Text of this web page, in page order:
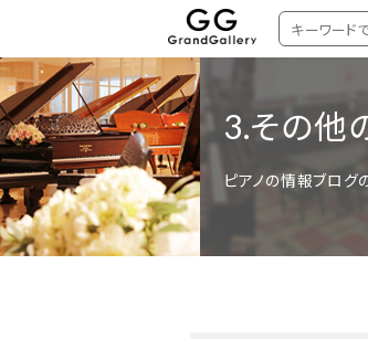
3.その他
ピアノの情報ブログ